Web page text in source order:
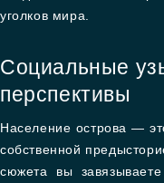
уголков мира.
Социальные
перспективы
Население острова —
собственной
сюжета вы